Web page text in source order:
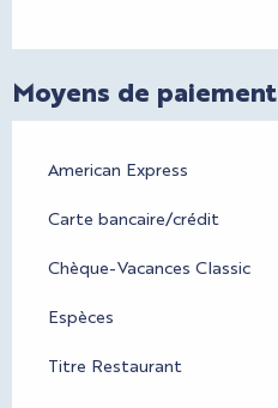
Moyens de paiement
American Express
Carte bancaire/crédit
Chèque-Vacances Classic
Espèces
Titre Restaurant